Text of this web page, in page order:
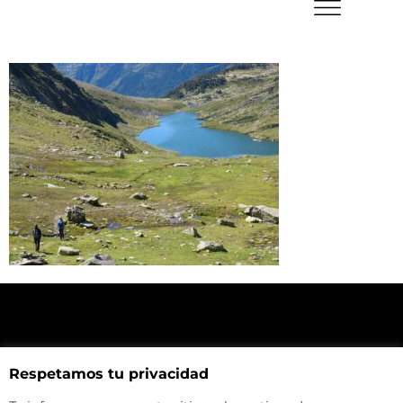
Haz click aquí y mira como llegar a la tienda
Respetamos tu privacidad